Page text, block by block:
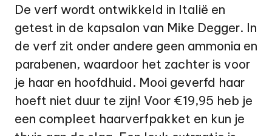
De verf wordt ontwikkeld in Italië en
getest in de kapsalon van Mike Degger. In
de verf zit onder andere geen ammonia en
parabenen, waardoor het zachter is voor
je haar en hoofdhuid. Mooi geverfd haar
hoeft niet duur te zijn! Voor €19,95 heb je
een compleet haarverfpakket en kun je